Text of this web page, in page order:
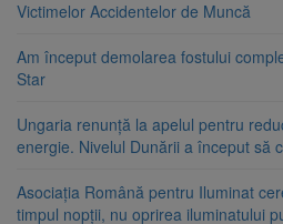
Victimelor Accidentelor de Muncă
Am început demolarea fostului
Star
Ungaria renunță la apelul pentru
energie. Nivelul Dunării a început să
Asociația Română pentru Iluminat
timpul nopții, nu oprirea iluminatului